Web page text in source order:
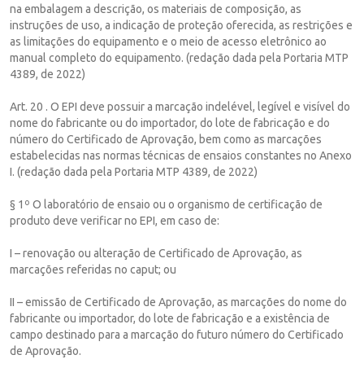
na embalagem a descrição, os materiais de composição, as
instruções de uso, a indicação de proteção oferecida, as restrições e
as limitações do equipamento e o meio de acesso eletrônico ao
manual completo do equipamento. (redação dada pela Portaria MTP
4389, de 2022)
Art. 20 . O EPI deve possuir a marcação indelével, legível e visível do
nome do fabricante ou do importador, do lote de fabricação e do
número do Certificado de Aprovação, bem como as marcações
estabelecidas nas normas técnicas de ensaios constantes no Anexo
I. (redação dada pela Portaria MTP 4389, de 2022)
§ 1º O laboratório de ensaio ou o organismo de certificação de
produto deve verificar no EPI, em caso de:
I – renovação ou alteração de Certificado de Aprovação, as
marcações referidas no caput; ou
II – emissão de Certificado de Aprovação, as marcações do nome do
fabricante ou importador, do lote de fabricação e a existência de
campo destinado para a marcação do futuro número do Certificado
de Aprovação.